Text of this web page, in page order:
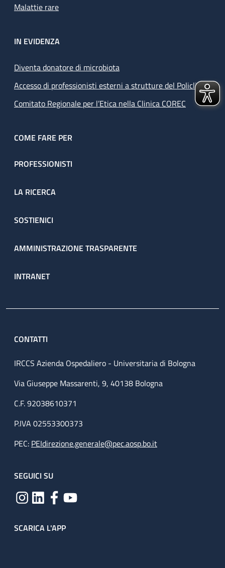
Malattie rare
IN EVIDENZA
Diventa donatore di microbiota
Accesso di professionisti esterni a strutture del Policlinico
Comitato Regionale per l’Etica nella Clinica COREC
COME FARE PER
PROFESSIONISTI
LA RICERCA
SOSTIENICI
AMMINISTRAZIONE TRASPARENTE
INTRANET
CONTATTI
IRCCS Azienda Ospedaliero - Universitaria di Bologna
Via Giuseppe Massarenti, 9, 40138 Bologna
C.F. 92038610371
P.IVA 02553300373
PEC: PEIdirezione.generale@pec.aosp.bo.it
SEGUICI SU
SCARICA L'APP